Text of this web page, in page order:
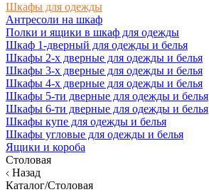
Шкафы для одежды
Антресоли на шкаф
Полки и ящики в шкаф для одежды
Шкаф 1-дверный для одежды и белья
Шкафы 2-х дверные для одежды и белья
Шкафы 3-х дверные для одежды и белья
Шкафы 4-х дверные для одежды и белья
Шкафы 5-ти дверные для одежды и белья
Шкафы 6-ти дверные для одежды и белья
Шкафы купе для одежды и белья
Шкафы угловые для одежды и белья
Ящики и короба
Столовая
Назад
Каталог/Столовая